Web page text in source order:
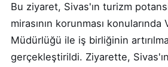
Bu ziyaret, Sivas'ın turizm
mirasının korunması konularında
Müdürlüğü ile iş birliğinin
gerçekleştirildi. Ziyarette,